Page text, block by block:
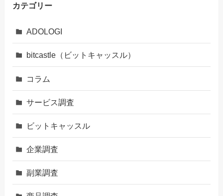
カテゴリー
ADOLOGI
bitcastle（ビットキャッスル）
コラム
サービス調査
ビットキャッスル
企業調査
副業調査